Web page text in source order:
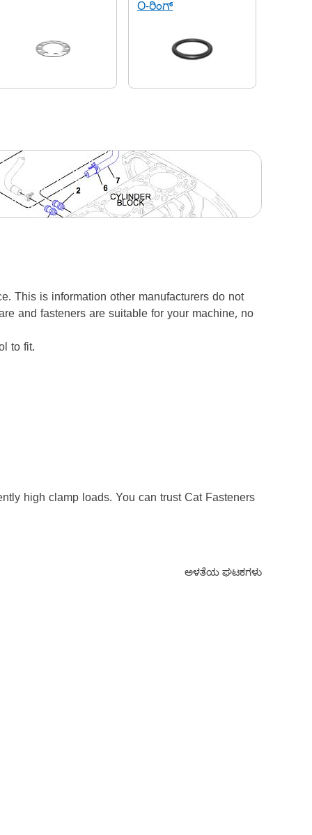
O-ರಿಂಗ್
This is information other manufacturers do not
and fasteners are suitable for your machine, no
to fit.
high clamp loads. You can trust Cat Fasteners
ಅಳತೆಯ ಘಟಕಗಳು